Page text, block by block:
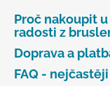
Proč nakoupit
radosti z
Doprava a
FAQ -